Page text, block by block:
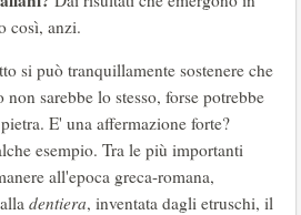
così, anzi.
si può tranquillamente sostenere che
sarebbe lo stesso, forse potrebbe
E' una affermazione forte?
esempio. Tra le più importanti
all'epoca greca-romana,
dentiera, inventata dagli etruschi, il